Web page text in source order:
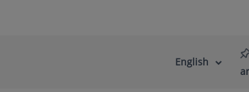
Language
Active
English